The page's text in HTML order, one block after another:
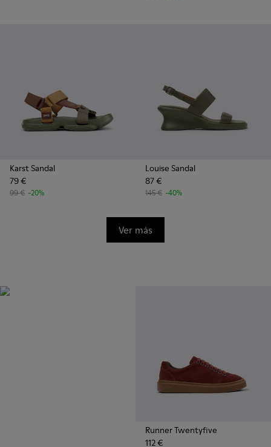
Karst Sandal
79 €
99 € -20%
Louise Sandal
87 €
145 € -40%
Ver más
Runner Twentyfive
112 €